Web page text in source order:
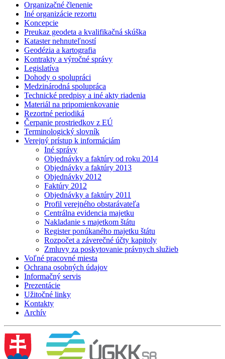
Organizačné členenie
Iné organizácie rezortu
Koncepcie
Preukaz geodeta a kvalifikačná skúška
Kataster nehnuteľností
Geodézia a kartografia
Kontrakty a výročné správy
Legislatíva
Dohody o spolupráci
Medzinárodná spolupráca
Technické predpisy a iné akty riadenia
Materiál na pripomienkovanie
Rezortné periodiká
Čerpanie prostriedkov z EÚ
Terminologický slovník
Verejný prístup k informáciám
Iné správy
Objednávky a faktúry od roku 2014
Objednávky a faktúry 2013
Objednávky 2012
Faktúry 2012
Objednávky a faktúry 2011
Profil verejného obstarávateľa
Centrálna evidencia majetku
Nakladanie s majetkom štátu
Register ponúkaného majetku štátu
Rozpočet a záverečné účty kapitoly
Zmluvy za poskytovanie právnych služieb
Voľné pracovné miesta
Ochrana osobných údajov
Informačný servis
Prezentácie
Užitočné linky
Kontakty
Archív